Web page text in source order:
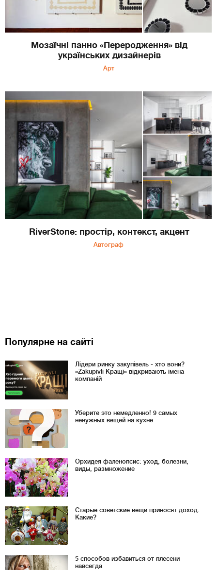
Мозаїчні панно «Переродження» від
українських дизайнерів
Арт
RiverStone: простір, контекст, акцент
Автограф
Популярне на сайті
Лідери ринку закупівель - хто вони?
«Zakupivli Кращі» відкривають імена
компаній
Уберите это немедленно! 9 самых
ненужных вещей на кухне
Орхидея фаленопсис: уход, болезни,
виды, размножение
Старые советские вещи приносят доход.
Какие?
5 способов избавиться от плесени
навсегда